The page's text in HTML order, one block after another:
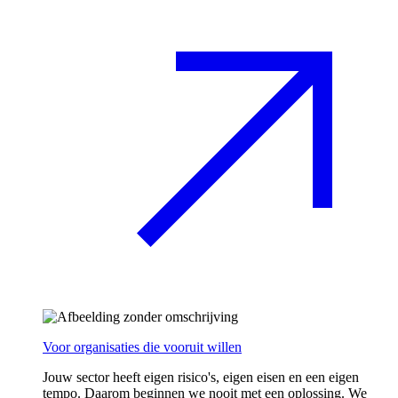
Voor organisaties die vooruit willen
Jouw sector heeft eigen risico's, eigen eisen en een eigen
tempo. Daarom beginnen we nooit met een oplossing. We